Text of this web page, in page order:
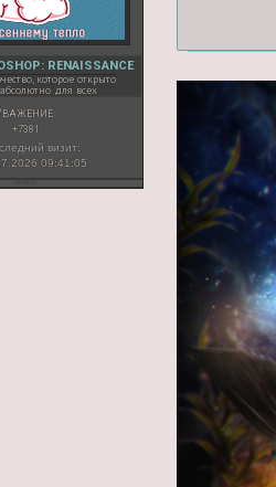
RENAISSANCE
которое открыто
абсолютно для всех
+7381
визит:
09:41:05